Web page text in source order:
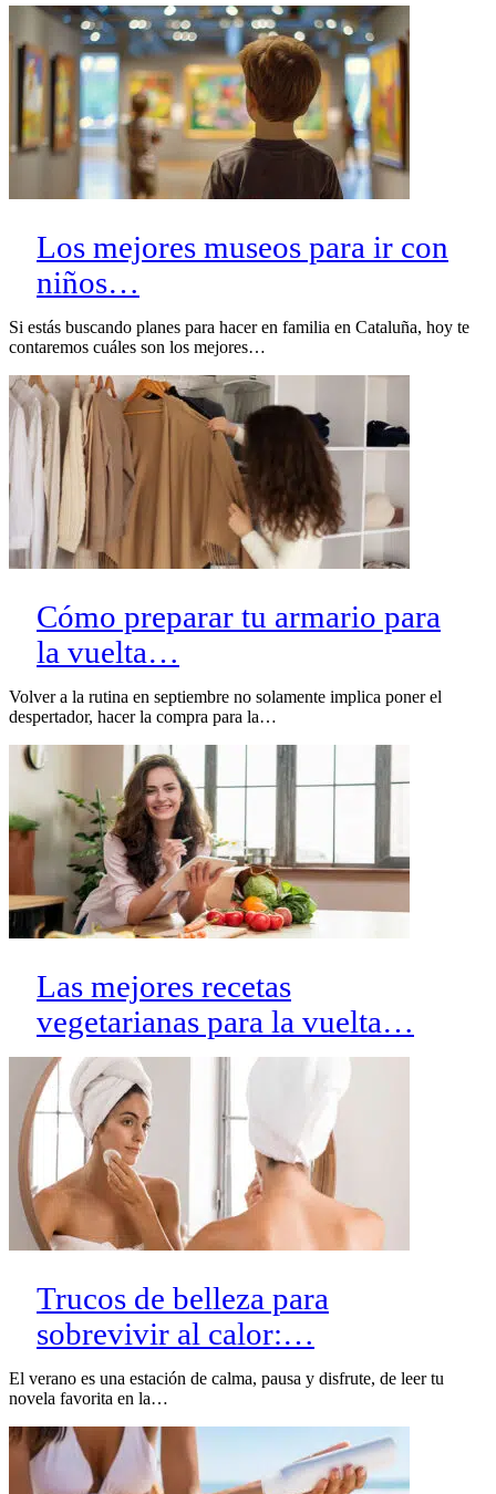
Los mejores museos para ir con
niños…
Si estás buscando planes para hacer en familia en Cataluña, hoy te
contaremos cuáles son los mejores…
Cómo preparar tu armario para
la vuelta…
Volver a la rutina en septiembre no solamente implica poner el
despertador, hacer la compra para la…
Las mejores recetas
vegetarianas para la vuelta…
Trucos de belleza para
sobrevivir al calor:…
El verano es una estación de calma, pausa y disfrute, de leer tu
novela favorita en la…